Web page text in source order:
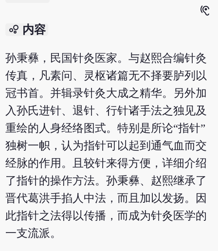
hearing
bubble_chart 内容
孙秉彝，民国针灸医家。与赵熙合编针灸
传真，凡素问、灵枢诸篇无不择要胪列以
冠书首。并辑录针灸大成之精华。另外加
入孙氏进针、退针、行针诸手法之独见及
重绘的人身经络图式。特别是所论“指针”
独树一帜，认为指针可以起到通气血而交
经脉的作用。且较针来得方便，详细介绍
了指针的操作方法。孙秉彝、赵熙继承了
晋代葛洪手掐人中法，而且加以发扬。因
此指针之法得以传播，而成为针灸医学的
一支流派。